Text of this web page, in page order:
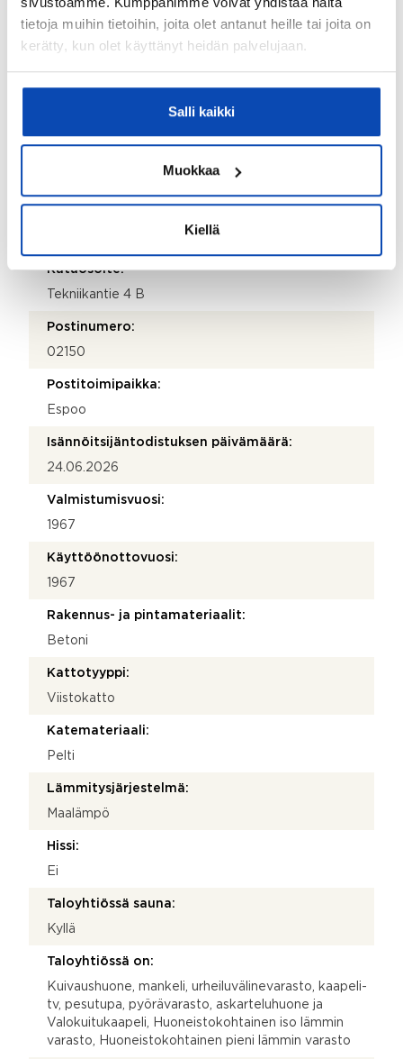
tietoja muihin tietoihin, joita olet antanut heille tai joita on
kerätty, kun olet käyttänyt heidän palvelujaan.
Salli kaikki
Muokkaa
Kiellä
Huoltoyhtiö
Lisätietoja kiinteistönhoidosta:
Katuosoite:
Tekniikantie 4 B
Postinumero:
02150
Postitoimipaikka:
Espoo
Isännöitsijäntodistuksen päivämäärä:
24.06.2026
Valmistumisvuosi:
1967
Käyttöönottovuosi:
1967
Rakennus- ja pintamateriaalit:
Betoni
Kattotyyppi:
Viistokatto
Katemateriaali:
Pelti
Lämmitysjärjestelmä:
Maalämpö
Hissi:
Ei
Taloyhtiössä sauna:
Kyllä
Taloyhtiössä on:
Kuivaushuone, mankeli, urheiluvälinevarasto, kaapeli-
tv, pesutupa, pyörävarasto, askarteluhuone ja
Valokuitukaapeli, Huoneistokohtainen iso lämmin
varasto, Huoneistokohtainen pieni lämmin varasto